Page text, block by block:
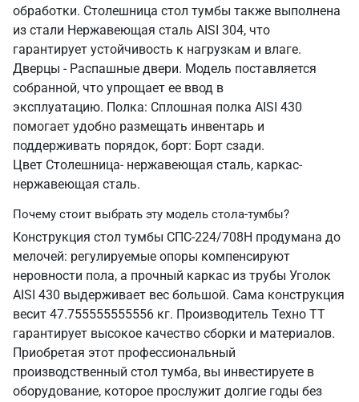
обработки. Столешница стол тумбы также выполнена
из стали Нержавеющая сталь AISI 304, что
гарантирует устойчивость к нагрузкам и влаге.
Дверцы - Распашные двери. Модель поставляется
собранной, что упрощает ее ввод в
эксплуатацию. Полка: Сплошная полка AISI 430
помогает удобно размещать инвентарь и
поддерживать порядок, борт: Борт сзади.
Цвет Столешница- нержавеющая сталь, каркас-
нержавеющая сталь.
Почему стоит выбрать эту модель стола-тумбы?
Конструкция стол тумбы СПС-224/708Н продумана до
мелочей: регулируемые опоры компенсируют
неровности пола, а прочный каркас из трубы Уголок
AISI 430 выдерживает вес большой. Сама конструкция
весит 47.755555555556 кг. Производитель Техно ТТ
гарантирует высокое качество сборки и материалов.
Приобретая этот профессиональный
производственный стол тумба, вы инвестируете в
оборудование, которое прослужит долгие годы без